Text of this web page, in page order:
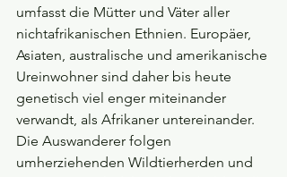
umfasst die Mütter und Väter aller
nichtafrikanischen Ethnien. Europäer,
Asiaten, australische und amerikanische
Ureinwohner sind daher bis heute
genetisch viel enger miteinander
verwandt, als Afrikaner untereinander.
Die Auswanderer folgen
umherziehenden Wildtierherden und